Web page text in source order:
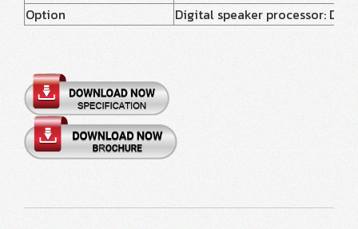
Option
Digital speaker processor: DP-